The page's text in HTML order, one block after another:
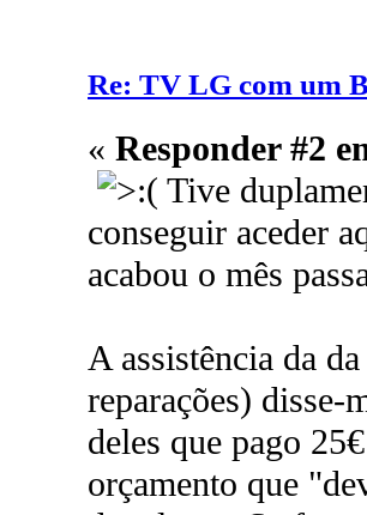
Re: TV LG com um
« Responder #2
Tive
conseguir aceder
acabou o mês
A assistência da
reparações) disse-
deles que pago
orçamento que